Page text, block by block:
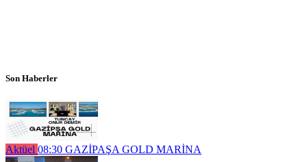
Son Haberler
Aktüel 08:30 GAZİPAŞA GOLD MARİNA